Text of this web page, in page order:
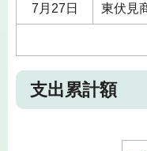
7月27日 東伏見
支出累計額